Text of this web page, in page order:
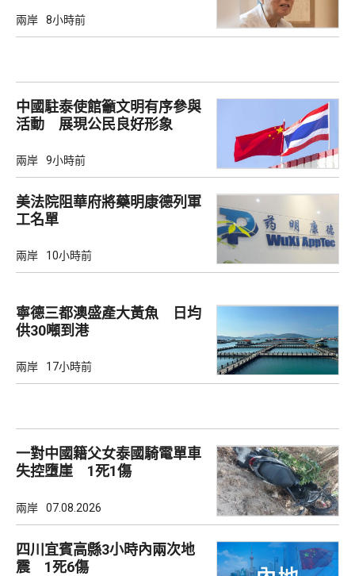
兩岸 8小時前
中國駐泰使館籲文明有序參與
活動 展現公民良好形象
兩岸 9小時前
美法院阻華府將藥明康德列軍
工名單
兩岸 10小時前
寧德三都澳盛產大黃魚 日均
供30噸到港
兩岸 17小時前
一對中國籍父女泰國騎電單車
失控墮崖 1死1傷
兩岸 07.08.2026
四川宜賓高縣3小時內兩次地
震 1死6傷